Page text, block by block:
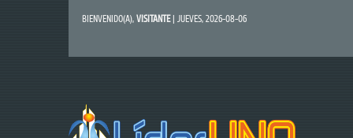
BIENVENIDO(A), VISITANTE| JUEVES, 2026-08-06